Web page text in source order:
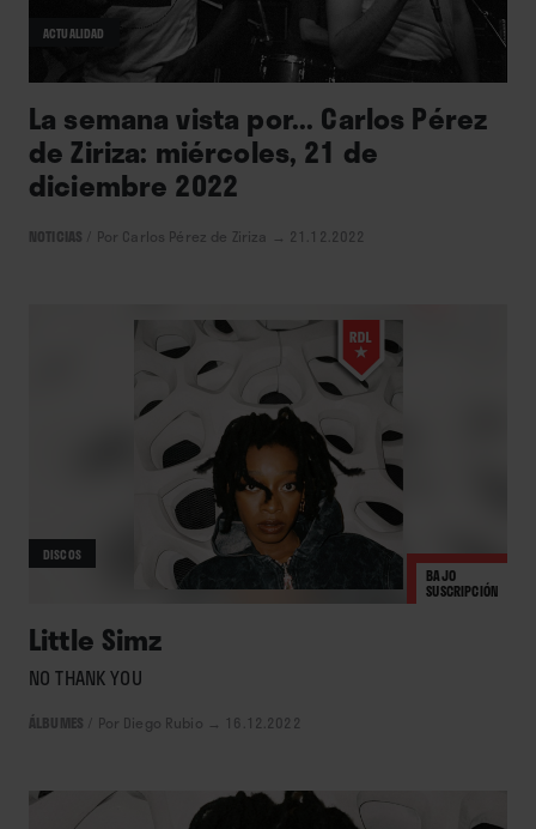
ACTUALIDAD
La semana vista por... Carlos Pérez
de Ziriza: miércoles, 21 de
diciembre 2022
NOTICIAS Por Carlos Pérez de Ziriza → 21.12.2022
BAJO
SUSCRIPCIÓN
DISCOS
Little Simz
NO THANK YOU
ÁLBUMES Por Diego Rubio → 16.12.2022